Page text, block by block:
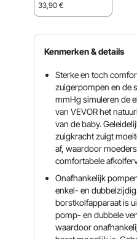
33,90 €
Kenmerken & details
Sterke en toch
zuigerpompen en de
mmHg simuleren de
van VEVOR het
van de baby.
zuigkracht zuigt
af, waardoor
comfortabele
Onafhankelijk
enkel- en
borstkolfapparaat is
pomp- en dubbele
waardoor